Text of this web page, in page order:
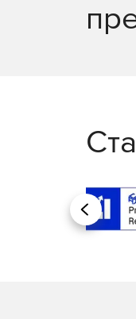
Назад